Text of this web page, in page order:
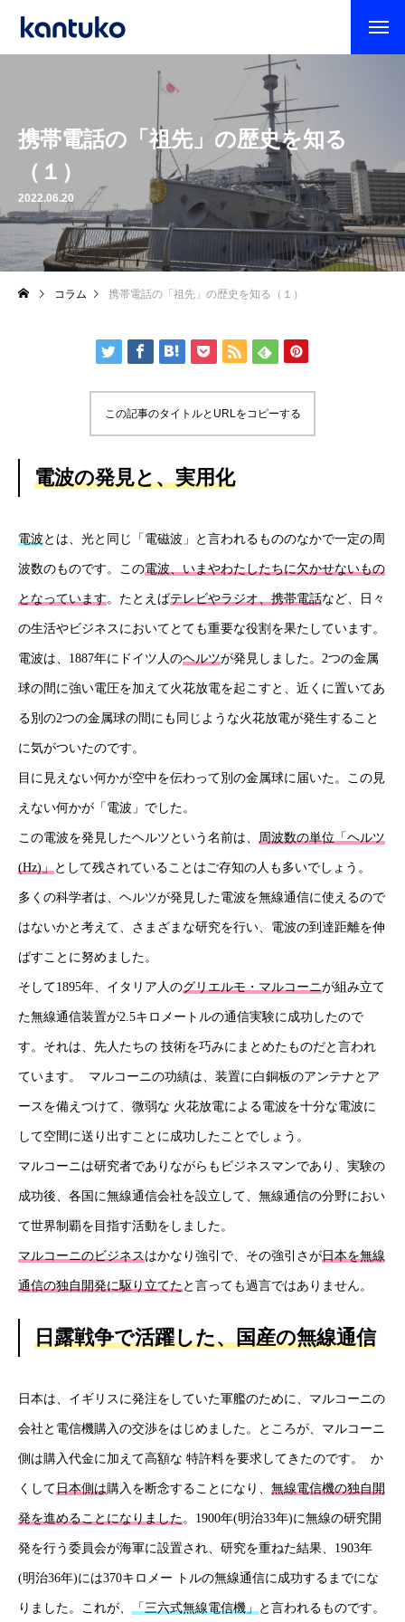
携帯電話の「祖先」の歴史を知る
（１）
2022.06.20
コラム 携帯電話の「祖先」の歴史を知る（１）
この記事のタイトルとURLをコピーする
電波の発見と、実用化
電波とは、光と同じ「電磁波」と言われるもののなかで一定の周
波数のものです。この電波、いまやわたしたちに欠かせないもの
となっています。たとえばテレビやラジオ、携帯電話など、日々
の生活やビジネスにおいてとても重要な役割を果たしています。
電波は、1887年にドイツ人のヘルツが発見しました。2つの金属
球の間に強い電圧を加えて火花放電を起こすと、近くに置いてあ
る別の2つの金属球の間にも同じような火花放電が発生すること
に気がついたのです。
目に見えない何かが空中を伝わって別の金属球に届いた。この見
えない何かが「電波」でした。
この電波を発見したヘルツという名前は、 周波数の単位「ヘルツ
(Hz)」として残されていることはご存知の人も多いでしょう。
多くの科学者は、ヘルツが発見した電波を無線通信に使えるので
はないかと考えて、さまざまな研究を行い、電波の到達距離を伸
ばすことに努めました。
そして1895年、イタリア人のグリエルモ・マルコーニが組み立て
た無線通信装置が2.5キロメートルの通信実験に成功したので
す。それは、先人たちの 技術を巧みにまとめたものだと言われ
ています。 マルコーニの功績は、装置に白銅板のアンテナとア
ースを備えつけて、微弱な 火花放電による電波を十分な電波に
して空間に送り出すことに成功したことでしょう。
マルコーニは研究者でありながらもビジネスマンであり、実験の
成功後、各国に無線通信会社を設立して、無線通信の分野におい
て世界制覇を目指す活動をしました。
マルコーニのビジネスはかなり強引で、その強引さが日本を無線
通信の独自開発に駆り立てたと言っても過言ではありません。
日露戦争で活躍した、国産の無線通信
日本は、イギリスに発注をしていた軍艦のために、マルコーニの
会社と電信機購入の交渉をはじめました。ところが、マルコーニ
側は購入代金に加えて高額な 特許料を要求してきたのです。 か
くして日本側は購入を断念することになり、 無線電信機の独自開
発を進めることになりました。1900年(明治33年)に無線の研究開
発を行う委員会が海軍に設置され、研究を重ねた結果、1903年
(明治36年)には370キロメー トルの無線通信に成功するまでにな
りました。これが、 「三六式無線電信機」と言われるものです。